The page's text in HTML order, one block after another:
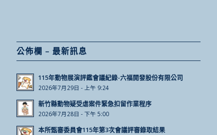
公佈欄 – 最新訊息
115年動物展演評鑑會議紀錄-六福開發股份有限公司
2026年7月29日 - 上午 9:24
新竹縣動物疑受虐案件緊急扣留作業程序
2026年7月28日 - 下午 5:00
本所甄審委員會115年第3次會議評審錄取結果